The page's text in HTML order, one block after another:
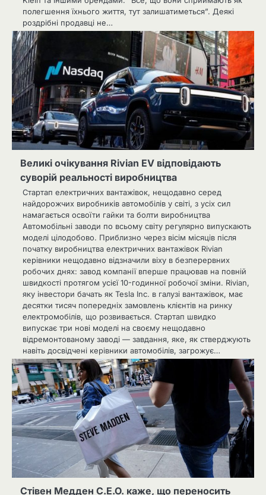
полегшення їхнього життя, тут залишатиметься”. Деякі
роздрібні продавці не…
Великі очікування Rivian EV відповідають
суворій реальності виробництва
Стартап електричних вантажівок, нещодавно серед
найдорожчих виробників автомобілів у світі, з усіх сил
намагається освоїти гайки та болти виробництва
Автомобільні заводи по всьому світу регулярно випускають
моделі цілодобово. Приблизно через вісім місяців після
початку виробництва електричних вантажівок Rivian
керівники нещодавно відзначили віху в безперервних
робочих днях: завод компанії вперше працював на повній
швидкості протягом усієї 10-годинної робочої зміни. Rivian,
яку інвестори бачать як Tesla Inc. в галузі вантажівок, має
десятки тисяч попередніх замовлень клієнтів на ринку
електромобілів, що розвивається. Стартап швидко
випускає три нові моделі на своєму нещодавно
відремонтованому заводі — завдання, яке, як стверджують
навіть досвідчені керівники автомобілів, загрожує…
Стівен Медден C.E.O. каже, що переносить